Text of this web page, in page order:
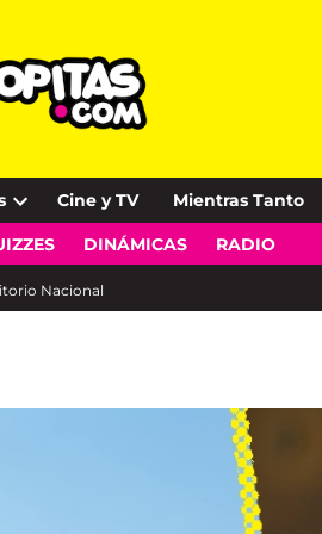
Open
dropdown
Cine y TV Mientras Tanto
DINÁMICAS RADIO
Nacional